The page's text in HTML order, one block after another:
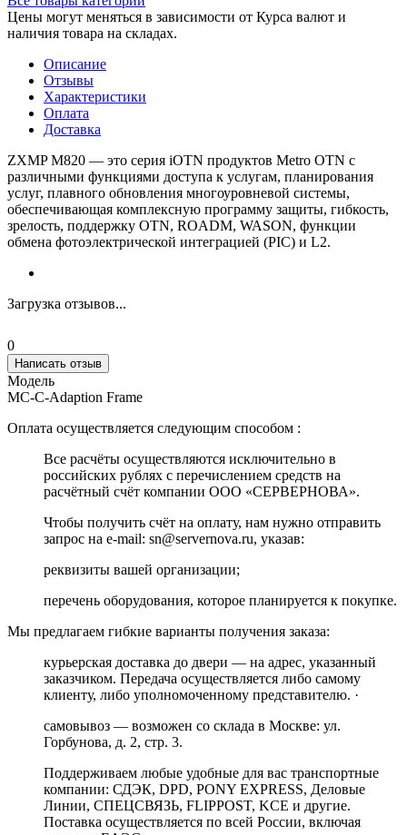
Цены могут меняться в зависимости от Курса валют и
наличия товара на складах.
Описание
Отзывы
Характеристики
Оплата
Доставка
ZXMP M820 — это серия iOTN продуктов Metro OTN с
различными функциями доступа к услугам, планирования
услуг, плавного обновления многоуровневой системы,
обеспечивающая комплексную программу защиты, гибкость,
зрелость, поддержку OTN, ROADM, WASON, функции
обмена фотоэлектрической интеграцией (PIC) и L2.
Загрузка отзывов...
0
Написать отзыв
Модель
MC-C-Adaption Frame
Оплата осуществляется следующим способом :
Все расчёты осуществляются исключительно в
российских рублях с перечислением средств на
расчётный счёт компании ООО «СЕРВЕРНОВА».
Чтобы получить счёт на оплату, нам нужно отправить
запрос на e-mail: sn@servernova.ru, указав:
реквизиты вашей организации;
перечень оборудования, которое планируется к покупке.
Мы предлагаем гибкие варианты получения заказа:
курьерская доставка до двери — на адрес, указанный
заказчиком. Передача осуществляется либо самому
клиенту, либо уполномоченному представителю. ·
самовывоз — возможен со склада в Москве: ул.
Горбунова, д. 2, стр. 3.
Поддерживаем любые удобные для вас транспортные
компании: СДЭК, DPD, PONY EXPRESS, Деловые
Линии, СПЕЦСВЯЗЬ, FLIPPOST, KCE и другие.
Поставка осуществляется по всей России, включая